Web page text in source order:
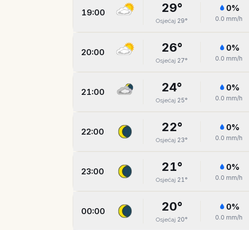
19:00 29°
Osjećaj 29°
0%
0.0 mm/h
20:00 26°
Osjećaj 27°
0%
0.0 mm/h
21:00 24°
Osjećaj 25°
0%
0.0 mm/h
22:00 22°
Osjećaj 23°
0%
0.0 mm/h
23:00 21°
Osjećaj 21°
0%
0.0 mm/h
00:00 20°
Osjećaj 20°
0%
0.0 mm/h